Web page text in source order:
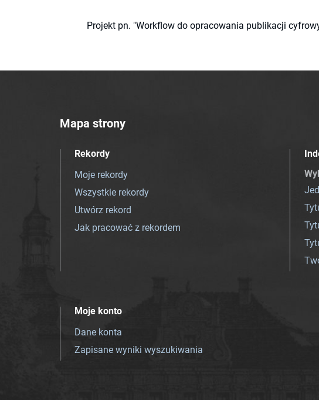
Projekt pn. "Workflow do opracowania publikacji
Mapa strony
Rekordy
Moje rekordy
Wszystkie rekordy
Utwórz rekord
Jak pracować z rekordem
Moje konto
Dane konta
Zapisane wyniki wyszukiwania